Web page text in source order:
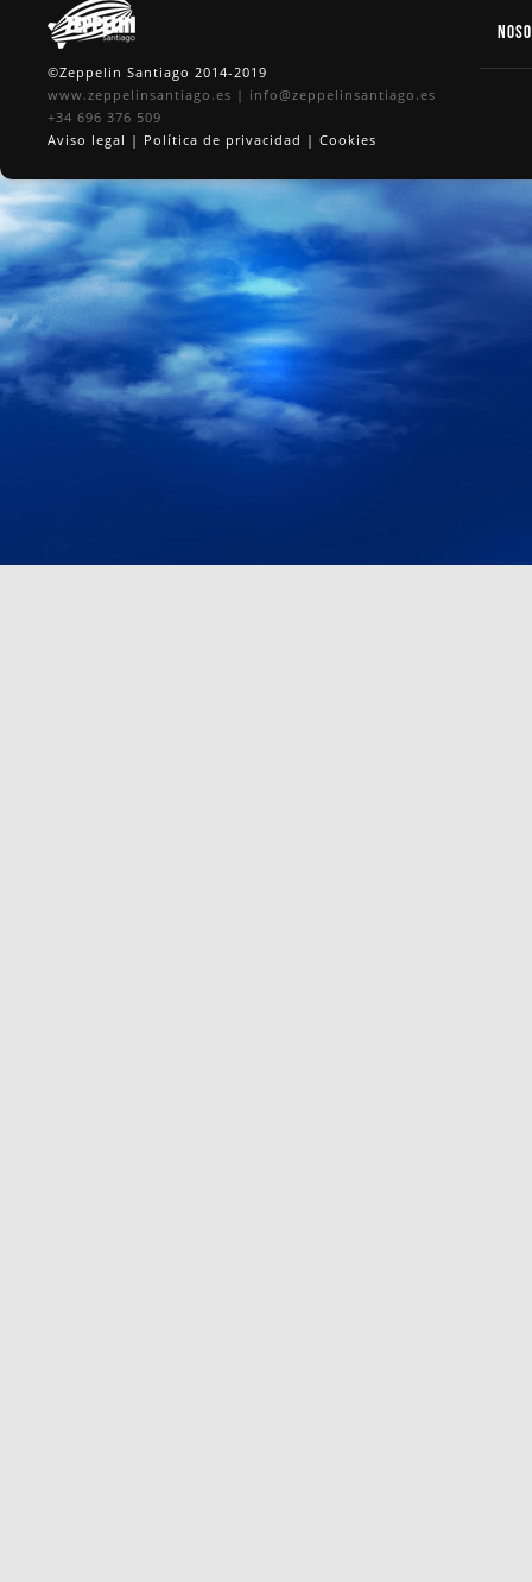
©Zeppelin Santiago 2014-2019
www.zeppelinsantiago.es | info@zeppelinsantiago.es
+34 696 376 509
Aviso legal | Política de privacidad | Cookies